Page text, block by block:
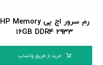
رم سرور اچ پی HP Memory
۱۶GB DDR۴ ۲۹۳۳
خرید از طریق واتساپ